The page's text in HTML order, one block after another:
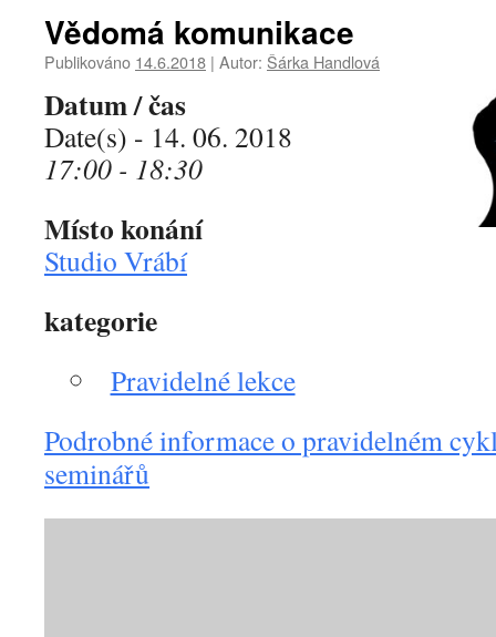
Vědomá komunikace
Publikováno 14.6.2018 | Autor: Šárka Handlová
Datum / čas
Date(s) - 14. 06. 2018
17:00 - 18:30
Místo konání
Studio Vrábí
kategorie
Pravidelné lekce
Podrobné informace o pravidelném
seminářů